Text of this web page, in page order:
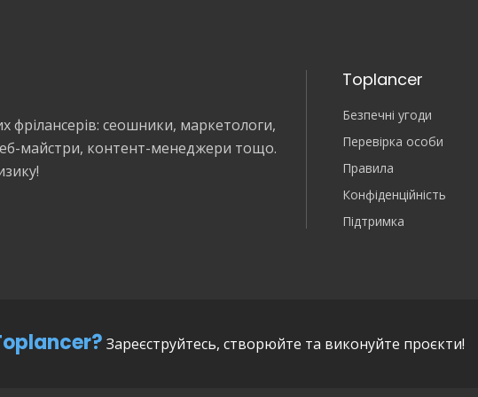
фрілансерів: сеошники, маркетологи,
майстри, контент-менеджери тощо.
Toplancer
Безпечні угоди
Перевірка особи
Правила
Конфіденційність
Підтримка
Зареєструйтесь, створюйте та виконуйте проєкти!